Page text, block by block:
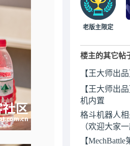
老版主限定
楼主的其它帖
【王大师出
【王大师出
机内置
格斗机器人
（欢迎大家一
【